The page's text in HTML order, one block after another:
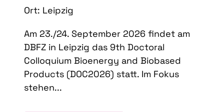
Ort: Leipzig
Am 23./24. September 2026 findet am
DBFZ in Leipzig das 9th Doctoral
Colloquium Bioenergy and Biobased
Products (DOC2026) statt. Im Fokus
stehen...